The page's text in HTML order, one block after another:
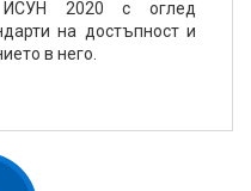
ИСУН 2020 с оглед
на достъпност и
в него.